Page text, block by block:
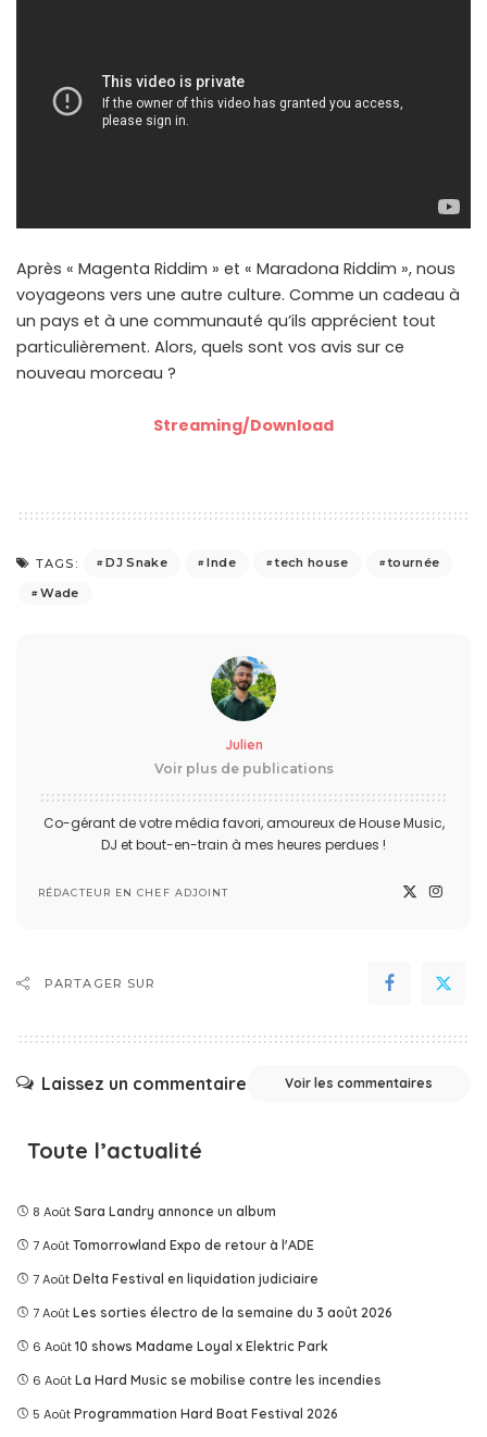
Après « Magenta Riddim » et « Maradona Riddim », nous
voyageons vers une autre culture. Comme un cadeau à
un pays et à une communauté qu’ils apprécient tout
particulièrement. Alors, quels sont vos avis sur ce
nouveau morceau ?
Streaming/Download
TAGS: DJ Snake Inde tech house
tournée
Wade
Julien
Voir plus de publications
Co-gérant de votre média favori, amoureux de House Music,
DJ et bout-en-train à mes heures perdues !
RÉDACTEUR EN CHEF ADJOINT
PARTAGER SUR
Laissez un commentaire Voir les commentaires
Toute l’actualité
8 Août Sara Landry annonce un album
7 Août Tomorrowland Expo de retour à l'ADE
7 Août Delta Festival en liquidation judiciaire
7 Août Les sorties électro de la semaine du 3 août 2026
6 Août 10 shows Madame Loyal x Elektric Park
6 Août La Hard Music se mobilise contre les incendies
5 Août Programmation Hard Boat Festival 2026